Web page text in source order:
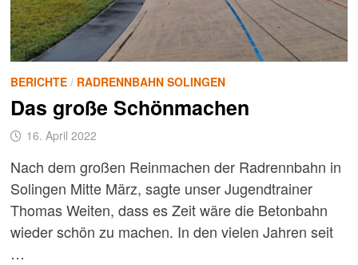
BERICHTE/ RADRENNBAHN SOLINGEN
Das große Schönmachen
16. April 2022
Nach dem großen Reinmachen der Radrennbahn in
Solingen Mitte März, sagte unser Jugendtrainer
Thomas Weiten, dass es Zeit wäre die Betonbahn
wieder schön zu machen. In den vielen Jahren seit
…